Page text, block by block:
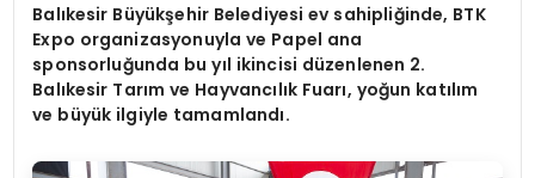
Balıkesir Büyükşehir Belediyesi ev sahipliğinde, BTK
Expo organizasyonuyla ve Papel ana
sponsorluğunda bu yıl ikincisi düzenlenen 2.
Balıkesir Tarım ve Hayvancılık Fuarı, yoğun katılım
ve büyük ilgiyle tamamlandı.